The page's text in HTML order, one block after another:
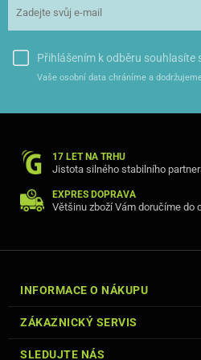
Přihlášením k odběru souhlasíte
Vaše osobní data chráníme a
17 LET NA TRHU
Jistota silného stabilního
EXPRES DOPRAVA
Většinu zboží Vám doručíme do
INFORMACE O NÁKUPU
ZÁKAZNICKÝ SERVIS
SLEDUJTE NÁS